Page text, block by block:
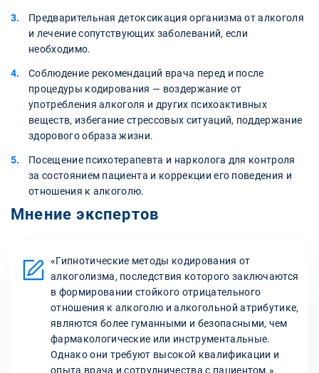
Предварительная детоксикация организма от алкоголя
и лечение сопутствующих заболеваний, если
необходимо.
Соблюдение рекомендаций врача перед и после
процедуры кодирования — воздержание от
употребления алкоголя и других психоактивных
веществ, избегание стрессовых ситуаций, поддержание
здорового образа жизни.
Посещение психотерапевта и нарколога для контроля
за состоянием пациента и коррекции его поведения и
отношения к алкоголю.
Мнение экспертов
«Гипнотические методы кодирования от
алкоголизма, последствия которого заключаются
в формировании стойкого отрицательного
отношения к алкоголю и алкогольной атрибутике,
являются более гуманными и безопасными, чем
фармакологические или инструментальные.
Однако они требуют высокой квалификации и
опыта врача и сотрудничества с пациентом.»